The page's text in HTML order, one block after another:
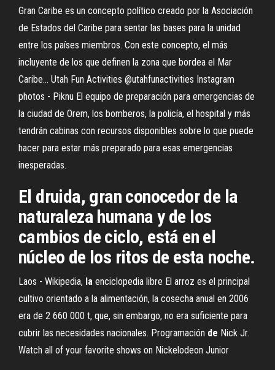
Gran Caribe es un concepto político creado por la Asociación
de Estados del Caribe para sentar las bases para la unidad
entre los países miembros. Con este concepto, el más
incluyente de los que definen la zona que bordea el Mar
Caribe… Utah Fun Activities @utahfunactivities Instagram
photos - Piknu El equipo de preparación para emergencias de
la ciudad de Orem, los bomberos, la policía, el hospital y más
tendrán cabinas con recursos disponibles sobre lo que puede
hacer para estar más preparado para esas emergencias
inesperadas.
El druida, gran conocedor de la
naturaleza humana y de los
cambios de ciclo, está en el
núcleo de los ritos de esta noche.
Laos - Wikipedia, la enciclopedia libre El arroz es el principal
cultivo orientado a la alimentación, la cosecha anual en 2006
era de 2 660 000 t, que, sin embargo, no era suficiente para
cubrir las necesidades nacionales. Programación de Nick Jr.
Watch all of your favorite shows on Nickelodeon Junior